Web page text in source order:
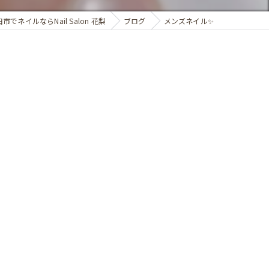
市でネイルならNail Salon 花梨 ブログ メンズネイル✨️